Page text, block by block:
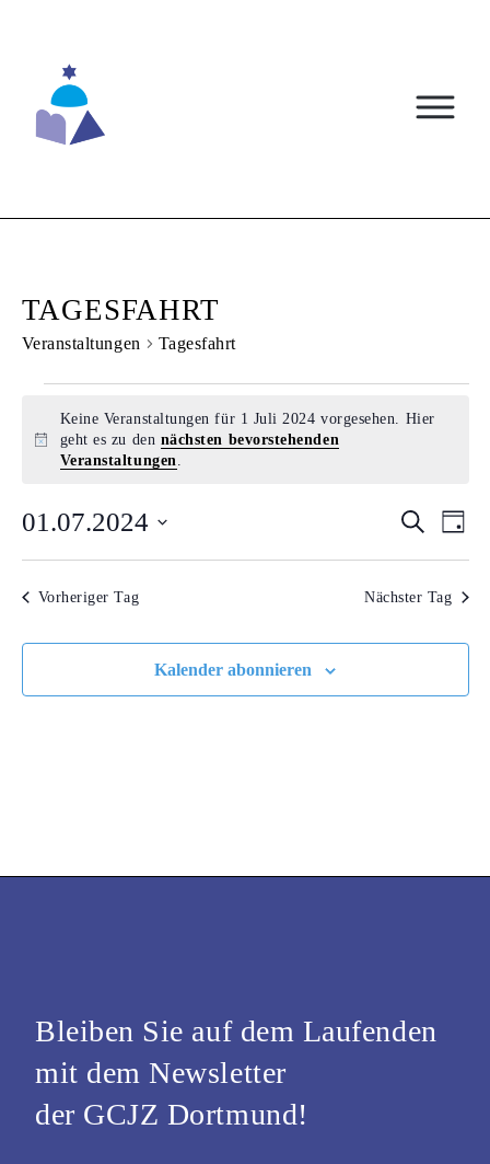
TAGESFAHRT
Veranstaltungen Tagesfahrt
FÜR
JULI
2024
Hinweis
Keine Veranstaltungen für 1 Juli 2024 vorgesehen. Hier
geht es zu den nächsten bevorstehenden
Veranstaltungen.
UND
SucheTag
01.07.2024
Datum
Vorheriger Tag Nächster Tag
Kalender abonnieren
Bleiben Sie auf dem Laufenden
mit dem Newsletter
der GCJZ Dortmund!